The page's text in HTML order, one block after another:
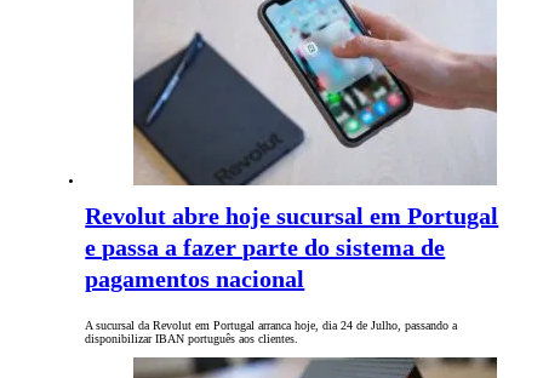
Revolut abre hoje sucursal em Portugal
e passa a fazer parte do sistema de
pagamentos nacional
A sucursal da Revolut em Portugal arranca hoje, dia 24 de Julho, passando a
disponibilizar IBAN português aos clientes.